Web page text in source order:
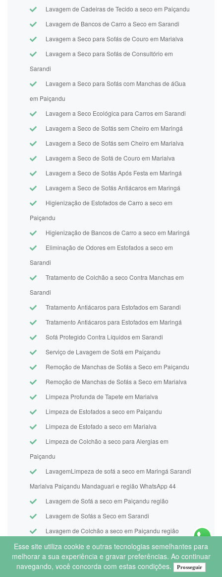
Esse site utiliza cookie e outras tecnologias semelhantes para
melhorar a sua experiência e gravar preferências. Ao continuar
navegando, você concorda com estas condições.
Prosseguir
Lavagem de Cadeiras de Tecido a seco em Paiçandu
Lavagem de Bancos de Carro a Seco em Sarandi
Lavagem a Seco para Sofás de Couro em Marialva
Lavagem a Seco para Sofás de Consultório em
Sarandi
Lavagem a Seco para Sofás com Manchas de áGua
em Paiçandu
Lavagem a Seco Ecológica para Carros em Sarandi
Lavagem a Seco de Sofás sem Cheiro em Maringá
Lavagem a Seco de Sofás sem Cheiro em Marialva
Lavagem a Seco de Sofá de Couro em Marialva
Lavagem a Seco de Sofás Após Festa em Maringá
Lavagem a Seco de Sofás Antiácaros em Maringá
Higienização de Estofados de Carro a seco em
Paiçandu
Higienização de Bancos de Carro a seco em Maringá
Eliminação de Odores em Estofados a seco em
Sarandi
Tratamento de Colchão a seco Contra Manchas em
Sarandi
Tratamento Antiácaros para Estofados em Sarandi
Tratamento Antiácaros para Estofados em Maringá
Sofá Protegido Contra Líquidos em Sarandi
Serviço de Lavagem de Sofá em Paiçandu
Remoção de Manchas de Sofás a Seco em Paiçandu
Remoção de Manchas de Sofás a Seco em Marialva
Limpeza Profunda de Tapete em Marialva
Limpeza de Estofados a seco em Paiçandu
Limpeza de Estofado a seco em Marialva
Limpeza de Colchão a seco para Alergias em
Paiçandu
LavagemLimpeza de sofá a seco em Maringá Sarandi
Marialva Paiçandu Mandaguari e região WhatsApp 44
Lavagem de Sofá a seco em Paiçandu região
Lavagem de Sofás a Seco em Sarandi
Lavagem de Colchão a seco em Paiçandu região
Lavagem de Bancos de Carro a seco em Sarandi
região